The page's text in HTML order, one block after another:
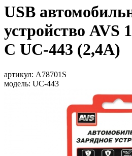
USB
устройство AVS
C UC-443 (2,4А)
артикул: A78701S
модель: UC-443